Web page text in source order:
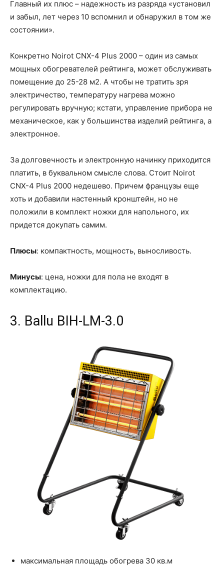
Главный их плюс – надежность из разряда «установил
и забыл, лет через 10 вспомнил и обнаружил в том же
состоянии».
Конкретно Noirot CNX-4 Plus 2000 – один из самых
мощных обогревателей рейтинга, может обслуживать
помещение до 25-28 м2. А чтобы не тратить зря
электричество, температуру нагрева можно
регулировать вручную; кстати, управление прибора не
механическое, как у большинства изделий рейтинга, а
электронное.
За долговечность и электронную начинку приходится
платить, в буквальном смысле слова. Стоит Noirot
CNX-4 Plus 2000 недешево. Причем французы еще
хоть и добавили настенный кронштейн, но не
положили в комплект ножки для напольного, их
придется докупать самим.
Плюсы: компактность, мощность, выносливость.
Минусы: цена, ножки для пола не входят в
комплектацию.
3. Ballu BIH-LM-3.0
максимальная площадь обогрева 30 кв.м